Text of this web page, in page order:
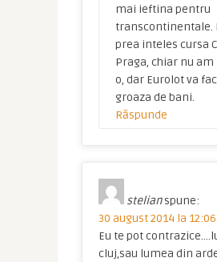
mai ieftina pentru
transcontinentale.
prea inteles cursa
Praga, chiar nu
o, dar Eurolot va
groaza de bani.
Răspunde
stelian spune:
30 august 2014 la 12:06
Eu te pot
cluj,sau lumea din